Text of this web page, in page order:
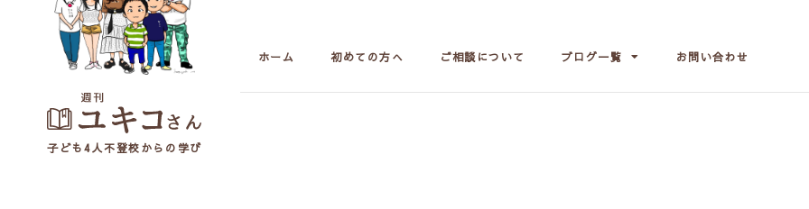
子ども4人不登校からの学び
ホーム 初めての方へ ご相談について ブログ一覧 お問い合わせ